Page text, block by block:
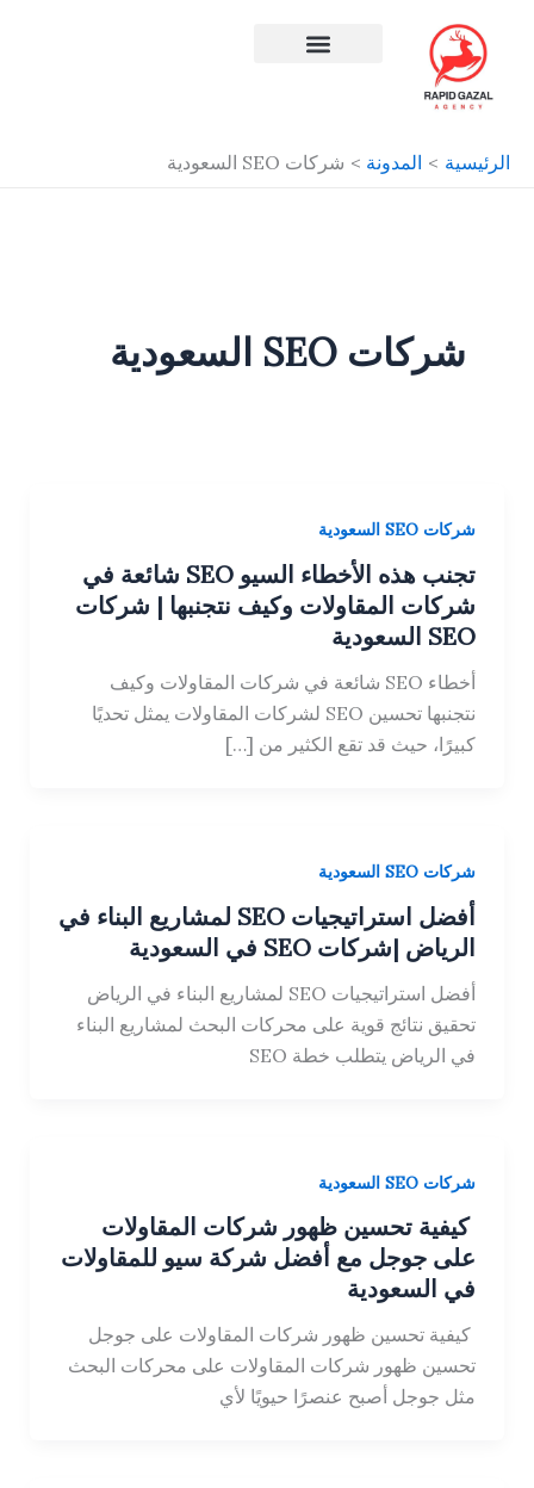
الرئيسية المدونة شركات SEO السعودية
شركات SEO السعودية
شركات SEO السعودية
تجنب هذه الأخطاء السيو SEO شائعة في
شركات المقاولات وكيف نتجنبها | شركات
SEO السعودية
أخطاء SEO شائعة في شركات المقاولات وكيف
نتجنبها تحسين SEO لشركات المقاولات يمثل تحديًا
كبيرًا، حيث قد تقع الكثير من […]
شركات SEO السعودية
أفضل استراتيجيات SEO لمشاريع البناء في
الرياض |شركات SEO في السعودية
أفضل استراتيجيات SEO لمشاريع البناء في الرياض
تحقيق نتائج قوية على محركات البحث لمشاريع البناء
في الرياض يتطلب خطة SEO
شركات SEO السعودية
كيفية تحسين ظهور شركات المقاولات
على جوجل مع أفضل شركة سيو للمقاولات
في السعودية
كيفية تحسين ظهور شركات المقاولات على جوجل
تحسين ظهور شركات المقاولات على محركات البحث
مثل جوجل أصبح عنصرًا حيويًا لأي